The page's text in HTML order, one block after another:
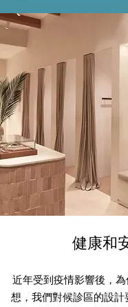
健康和
近年受到疫情影響後，
想，我們對候診區的設